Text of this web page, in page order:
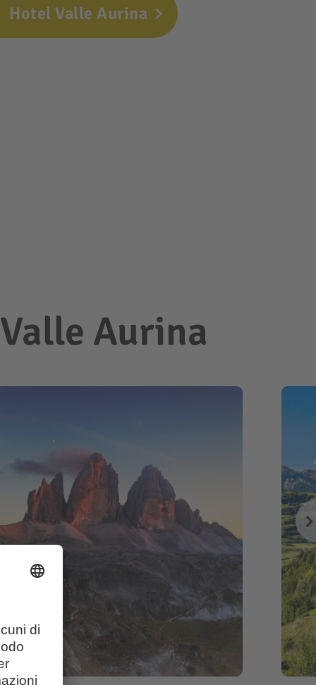
Hotel Valle Aurina
Aurina